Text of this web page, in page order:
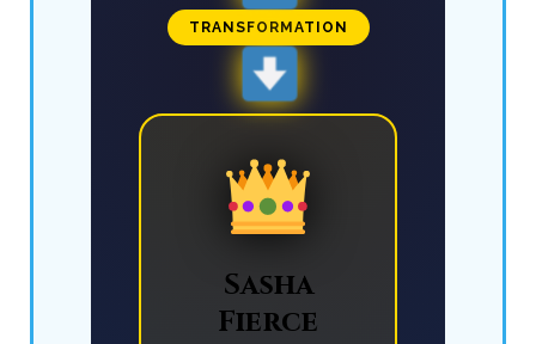
TRANSFORMATION
Sasha
Fierce